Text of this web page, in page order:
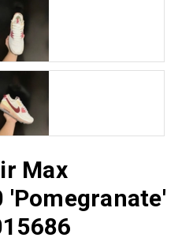
Max
'Pomegranate'